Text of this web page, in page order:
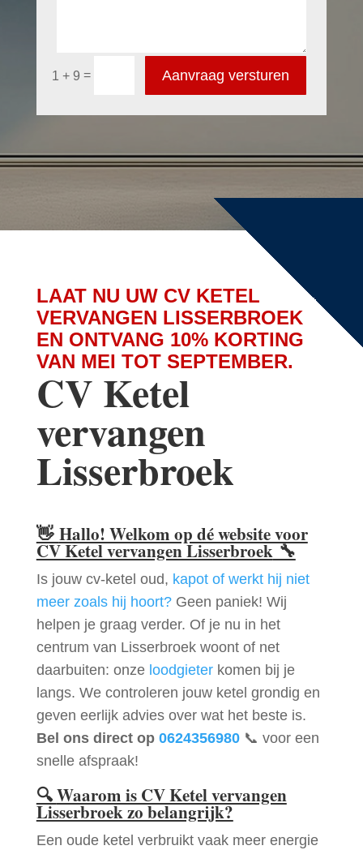
1 + 9 = Aanvraag versturen
LAAT NU UW CV KETEL
VERVANGEN LISSERBROEK
EN ONTVANG 10% KORTING
VAN MEI TOT SEPTEMBER.
CV Ketel
vervangen
Lisserbroek
👋 Hallo! Welkom op dé website voor
CV Ketel vervangen Lisserbroek🔧
Is jouw cv-ketel oud, kapot of werkt hij niet
meer zoals hij hoort?Geen paniek! Wij
helpen je graag verder. Of je nu in het
centrum van Lisserbroek woont of net
daarbuiten: onze loodgieterkomen bij je
langs. We controleren jouw ketel grondig en
geven eerlijk advies over wat het beste is.
Bel ons direct op 0624356980📞 voor een
snelle afspraak!
🔍Waarom is CV Ketel vervangen
Lisserbroek zo belangrijk?
Een oude ketel verbruikt vaak meer energie